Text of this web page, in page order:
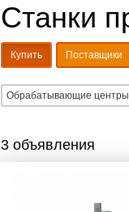
Станки
Купить Поставщики
Обрабатывающие центры
3 объявления